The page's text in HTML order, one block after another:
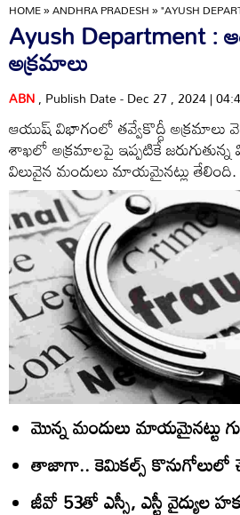
HOME»ANDHRA PRADESH»"AYUSH
Ayush Department :
అక్రమాలు
ABN, Publish Date - Dec 27 , 2024 |
ఆయుష్‌ విభాగంలో తవ్వేకొద్దీ అక్రమాలు
శాఖలో అక్రమాలపై ఇప్పటికే
విలువైన మందులు మాయమైనట్లు తేలింది.
మొన్న మందులు మాయమైనట్టు
తాజాగా.. కెమికల్స్‌ కొనుగోలులో
జీవో 53తో ఎస్సీ, ఎస్టీ వైద్యుల